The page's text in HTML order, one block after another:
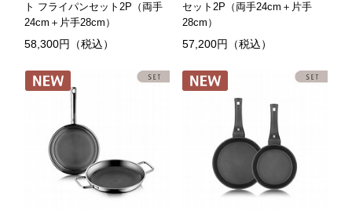
ト フライパンセット2P（両手
24cm＋片手28cm）
58,300円（税込）
セット2P（両手24cm＋片手
28cm）
57,200円（税込）